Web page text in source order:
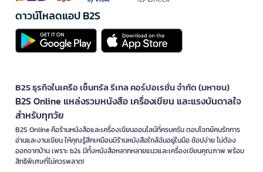
ดาวน์โหลดแอป B2S
B2S ธุรกิจในเครือ เซ็นทรัล รีเทล คอร์ปอเรชั่น จำกัด (มหาชน)
B2S Online แหล่งรวมหนังสือ เครื่องเขียน และแรงบันดาลใจ
สำหรับทุกวัย
B2S Online คือร้านหนังสือและเครื่องเขียนออนไลน์ที่ครบครัน ตอบโจทย์คนรักการ
อ่านและงานเขียน ให้คุณรู้สึกเหมือนมีร้านหนังสือใกล้ฉันอยู่ในมือ ช้อปง่าย ไม่ต้อง
ออกจากบ้าน เพราะ b2s มีทั้งหนังสือหลากหลายแนวและเครื่องเขียนคุณภาพ พร้อม
สิทธิพิเศษที่ไม่ควรพลาด!